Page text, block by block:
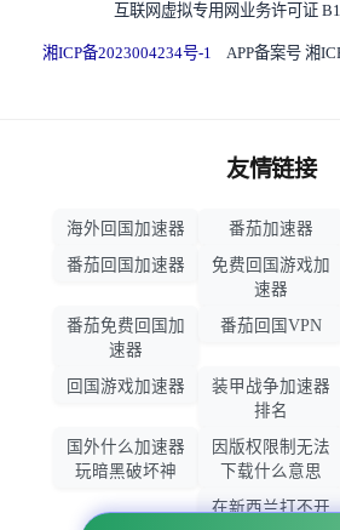
互联网虚拟专用网业务许可证
湘ICP备2023004234号-1 APP备案号 湘
友情链接
海外回国加速器 番茄加速器
番茄回国加速器
免费回国游戏加
速器
番茄免费回国加
速器
番茄回国VPN
回国游戏加速器
装甲战争加速器
排名
国外什么加速器
玩暗黑破坏神
因版权限制无法
下载什么意思
在新西兰打不开